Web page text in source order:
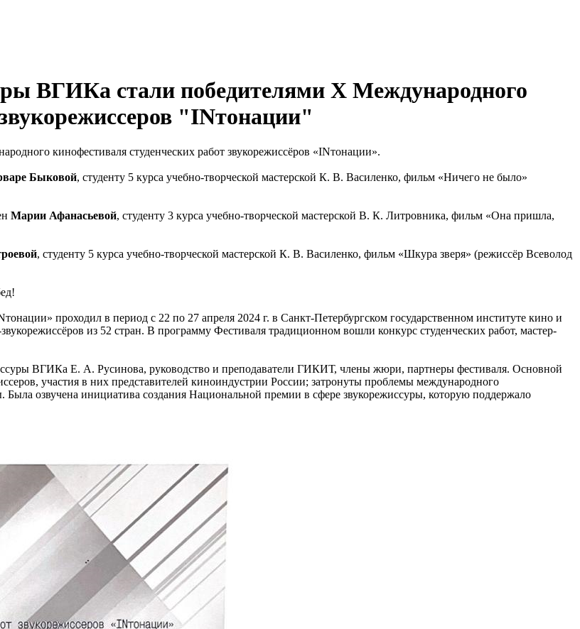
ВГИКа стали победителями Х Международного
"INтонации"
кинофестиваля студенческих работ звукорежиссёров «INтонации».
Быковой, студенту 5 курса учебно-творческой мастерской К. В. Василенко, фильм «Ничего не было»
Марии Афанасьевой, студенту 3 курса учебно-творческой мастерской В. К. Литровника, фильм «Она пришла,
, студенту 5 курса учебно-творческой мастерской К. В. Василенко, фильм «Шкура зверя» (режиссёр Всеволод
проходил в период с 22 по 27 апреля 2024 г. в Санкт-Петербургском государственном институте кино и
из 52 стран. В программу Фестиваля традиционном вошли конкурс студенческих работ, мастер-
ВГИКа Е. А. Русинова, руководство и преподаватели ГИКИТ, члены жюри, партнеры фестиваля. Основной
участия в них представителей киноиндустрии России; затронуты проблемы международного
Была озвучена инициатива создания Национальной премии в сфере звукорежиссуры, которую поддержало